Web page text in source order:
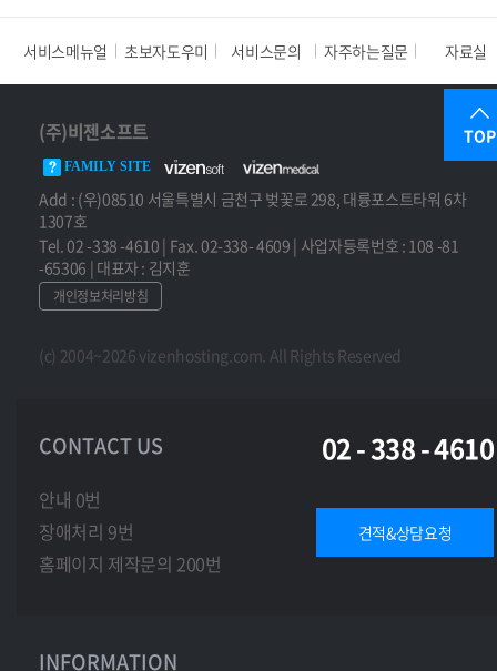
서비스메뉴얼 초보자도우미 서비스문의 자주하는질문 자료실
TOP
(주)비젠소프트
FAMILY SITE
Add : (우)08510 서울특별시 금천구 벚꽃로 298, 대륭포스트타워 6차
1307호
Tel. 02 -338 -4610 | Fax. 02-338- 4609 | 사업자등록번호 : 108 -81
-65306 | 대표자 : 김지훈
개인정보처리방침
(c) 2004~2026 vizenhosting.com. All Rights Reserved
CONTACT US 02 - 338 - 4610
안내 0번
장애처리 9번
홈페이지 제작문의 200번
견적&상담요청
INFORMATION